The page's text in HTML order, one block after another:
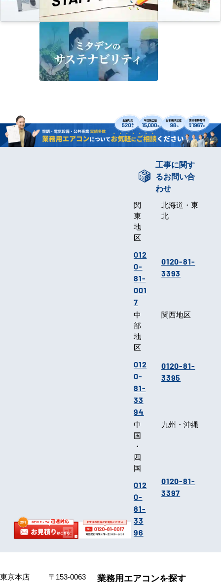
工事に関す
るお問い合
わせ
関
東
地
区
012
0-
81-
001
7
北海道・東
北
0120-81-
3393
中
部
地
区
012
0-
81-
33
94
関西地区
0120-81-
3395
中
国
・
四
国
012
0-
81-
33
96
九州・沖縄
0120-81-
3397
東京本店 〒153-0063 業務用エアコンを探す